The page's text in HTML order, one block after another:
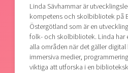
Linda Sävhammar är
kompetens och skolbibliotek på
Östergötland som är en
folk- och skolbibliotek. Linda har
alla områden när det gäller
immersiva medier,
viktiga att utforska i en